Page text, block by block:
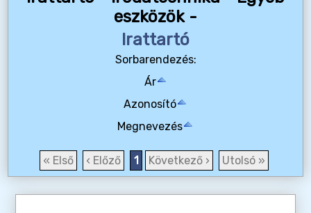
eszközök -
Irattartó
Sorbarendezés:
Ár
Azonosító
Megnevezés
« Első ‹ Előző 1 Következő › Utolsó »